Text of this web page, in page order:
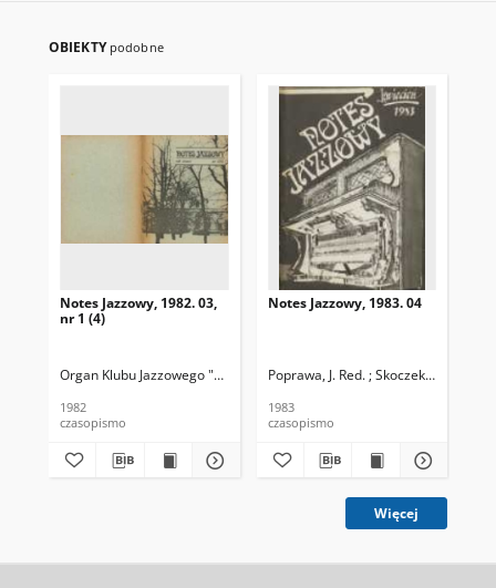
OBIEKTY podobne
Notes Jazzowy, 1982. 03,
nr 1 (4)
Organ Klubu Jazzowego "Rotunda" Skoczek, T. Red.
1982
czasopismo
Notes Jazzowy, 1983. 04
Poprawa, J. Red. ; Skoczek T. Red.
1983
czasopismo
Więcej